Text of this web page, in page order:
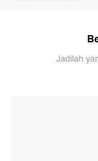
Jadilah